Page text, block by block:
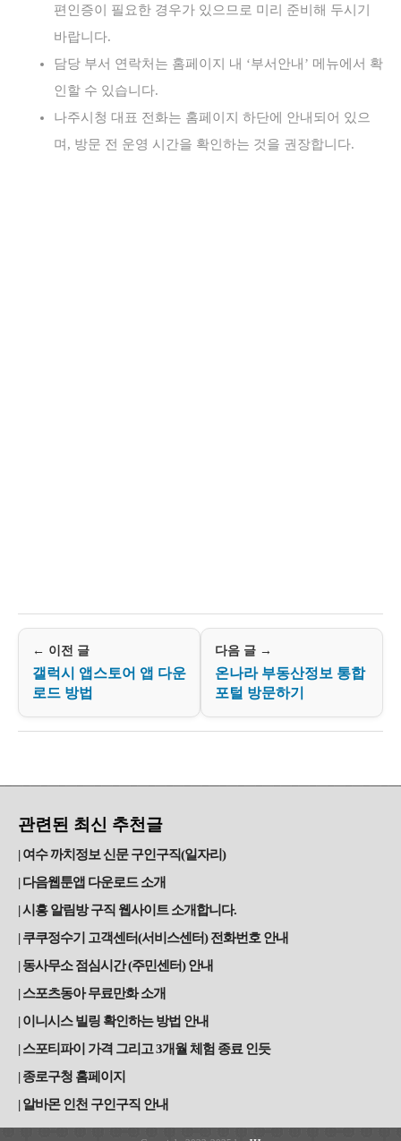
편인증이 필요한 경우가 있으므로 미리 준비해 두시기
바랍니다.
담당 부서 연락처는 홈페이지 내 ‘부서안내’ 메뉴에서 확
인할 수 있습니다.
나주시청 대표 전화는 홈페이지 하단에 안내되어 있으
며, 방문 전 운영 시간을 확인하는 것을 권장합니다.
← 이전 글
갤럭시 앱스토어 앱 다운
로드 방법
다음 글 →
온나라 부동산정보 통합
포털 방문하기
관련된 최신 추천글
여수 까치정보 신문 구인구직(일자리)
다음웹툰앱 다운로드 소개
시흥 알림방 구직 웹사이트 소개합니다.
쿠쿠정수기 고객센터(서비스센터) 전화번호 안내
동사무소 점심시간 (주민센터) 안내
스포츠동아 무료만화 소개
이니시스 빌링 확인하는 방법 안내
스포티파이 가격 그리고 3개월 체험 종료 인듯
종로구청 홈페이지
알바몬 인천 구인구직 안내